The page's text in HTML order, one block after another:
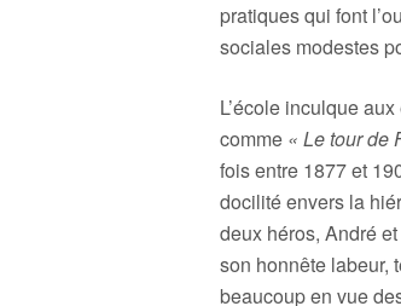
pratiques qui font
sociales modestes
L’école inculque
comme « Le tour de
fois entre 1877 et
docilité envers la
deux héros, André
son honnête labeur,
beaucoup en vue